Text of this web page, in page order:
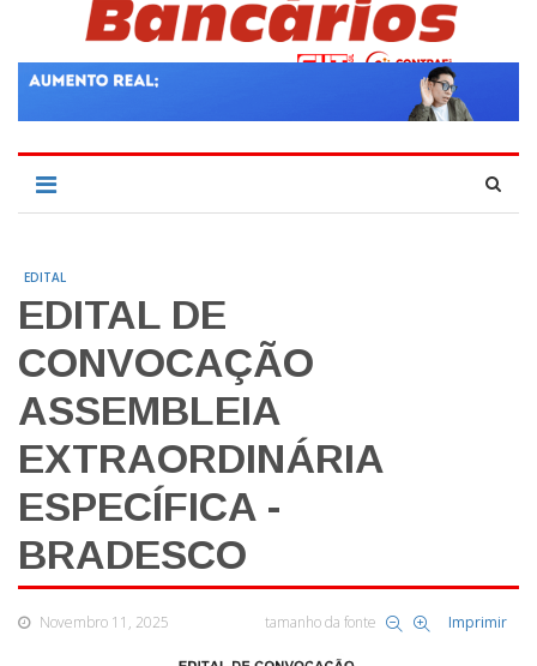
EDITAL
EDITAL DE
CONVOCAÇÃO
ASSEMBLEIA
EXTRAORDINÁRIA
ESPECÍFICA -
BRADESCO
Novembro 11, 2025 tamanho da fonte Imprimir